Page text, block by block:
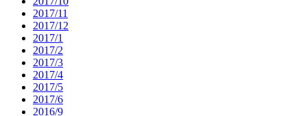
2017/11
2017/12
2017/1
2017/2
2017/3
2017/4
2017/5
2017/6
2016/9